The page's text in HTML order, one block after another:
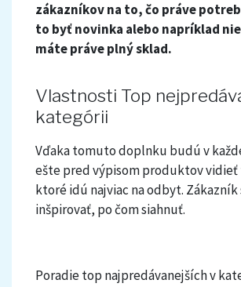
zákazníkov na to, čo práve
to byť novinka alebo napríklad
máte práve plný sklad.
Vlastnosti Top
kategórii
Vďaka tomuto doplnku budú v
ešte pred výpisom produktov
ktoré idú najviac na odbyt. Zákazník
inšpirovať, po čom siahnuť.
Poradie top najpredávanejších v